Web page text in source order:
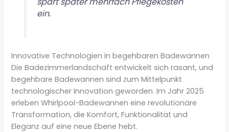
ein.
Innovative Technologien in begehbaren Badewannen
Die Badezimmerlandschaft entwickelt sich rasant, und
begehbare Badewannen sind zum Mittelpunkt
technologischer Innovation geworden. Im Jahr 2025
erleben Whirlpool-Badewannen eine revolutionäre
Transformation, die Komfort, Funktionalität und
Eleganz auf eine neue Ebene hebt.